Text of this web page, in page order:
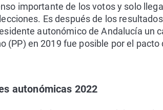
importante de los votos y solo
Es después de los
autonómico de Andalucía un
(PP) en 2019 fue posible por el
autonómicas 2022